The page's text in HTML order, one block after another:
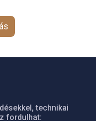
technikai
fordulhat: